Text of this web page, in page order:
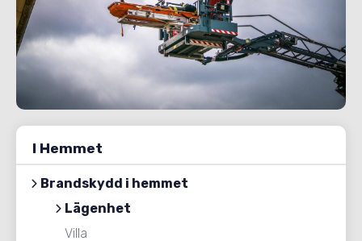
I Hemmet
Brandskydd i hemmet
Lägenhet
Villa